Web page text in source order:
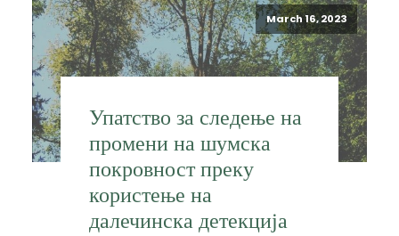
March 16, 2023
Упатство за следење на
промени на шумска
покровност преку
користење на
далечинска детекција